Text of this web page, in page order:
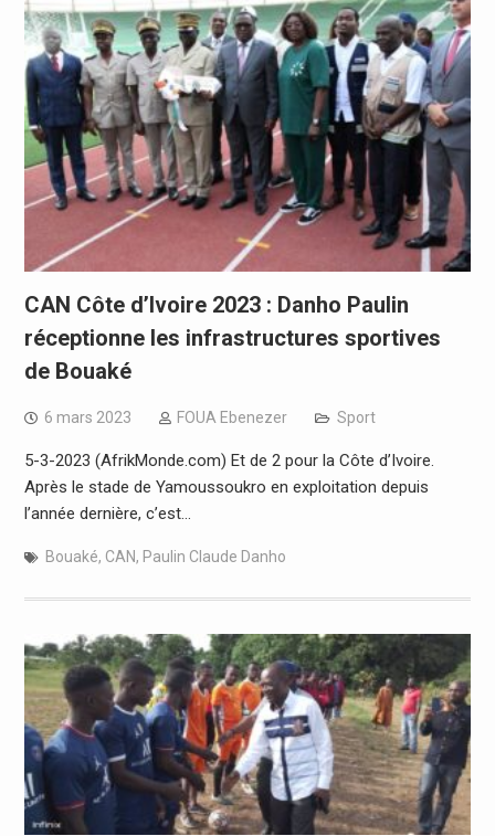
CAN Côte d’Ivoire 2023 : Danho Paulin
réceptionne les infrastructures sportives
de Bouaké
6 mars 2023 FOUA Ebenezer Sport
5-3-2023 (AfrikMonde.com) Et de 2 pour la Côte d’Ivoire.
Après le stade de Yamoussoukro en exploitation depuis
l’année dernière, c’est…
Bouaké, CAN, Paulin Claude Danho